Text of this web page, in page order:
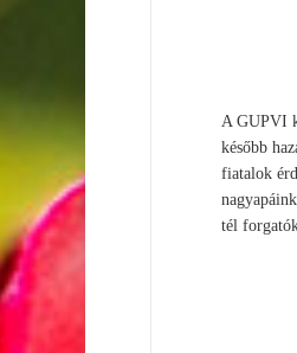
A GUPVI
később
fiatalok
tél